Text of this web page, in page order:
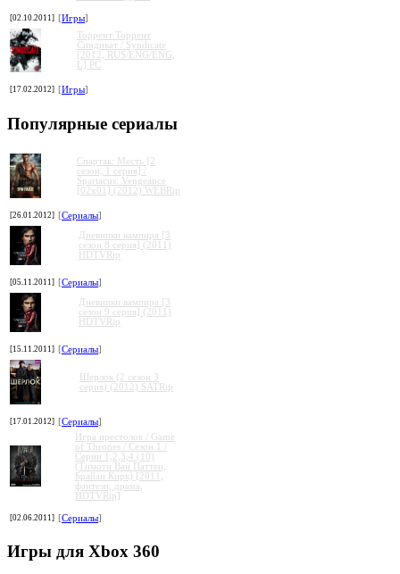
[02.10.2011] [Игры]
Торрент Торрент
Cиндикат / Syndicate
[2012, RUS/ENG/ENG,
L] PC
[17.02.2012] [Игры]
Популярные сериалы
Спартак: Месть [2
сезон, 1 серия] /
Spartacus: Vengeance
[02x01] (2012) WEBRip
[26.01.2012] [Сериалы]
Дневники вампира [3
сезон 8 серия] (2011)
HDTVRip
[05.11.2011] [Сериалы]
Дневники вампира [3
сезон 9 серия] (2011)
HDTVRip
[15.11.2011] [Сериалы]
Шерлок (2 сезон 3
серия) (2012) SATRip
[17.01.2012] [Сериалы]
Игра престолов / Game
of Thrones / Сезон 1 /
Серии 1,2,3,4 (10)
(Тимоти Ван Паттен,
Брайан Кирк) [2011,
фэнтези, драма,
HDTVRip]
[02.06.2011] [Сериалы]
Игры для Xbox 360